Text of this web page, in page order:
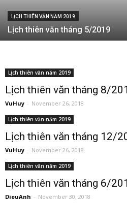
LỊCH THIÊN VĂN NĂM 2019
Lịch thiên văn tháng 5/2019
Lịch thiên văn năm 2019
Lịch thiên văn tháng 8/
VuHuy - November 26, 2018
Lịch thiên văn năm 2019
Lịch thiên văn tháng 12/
VuHuy - November 26, 2018
Lịch thiên văn năm 2019
Lịch thiên văn tháng 6/
DieuAnh - November 30, 2018